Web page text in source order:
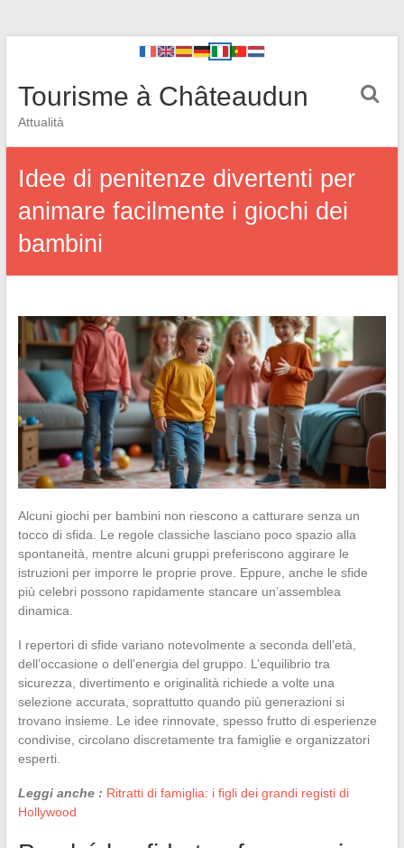
Tourisme à Châteaudun
Attualità
Idee di penitenze divertenti per
animare facilmente i giochi dei
bambini
Alcuni giochi per bambini non riescono a catturare senza un
tocco di sfida. Le regole classiche lasciano poco spazio alla
spontaneità, mentre alcuni gruppi preferiscono aggirare le
istruzioni per imporre le proprie prove. Eppure, anche le sfide
più celebri possono rapidamente stancare un’assemblea
dinamica.
I repertori di sfide variano notevolmente a seconda dell’età,
dell’occasione o dell’energia del gruppo. L’equilibrio tra
sicurezza, divertimento e originalità richiede a volte una
selezione accurata, soprattutto quando più generazioni si
trovano insieme. Le idee rinnovate, spesso frutto di esperienze
condivise, circolano discretamente tra famiglie e organizzatori
esperti.
Leggi anche : Ritratti di famiglia: i figli dei grandi registi di
Hollywood